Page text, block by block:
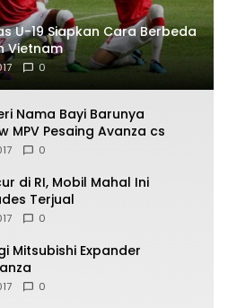
U-19 Siapkan Cara Berbeda
Vietnam
0
Nama Bayi Barunya
MPV Pesaing Avanza cs
0
di RI, Mobil Mahal Ini
Terjual
0
Mitsubishi Expander
0